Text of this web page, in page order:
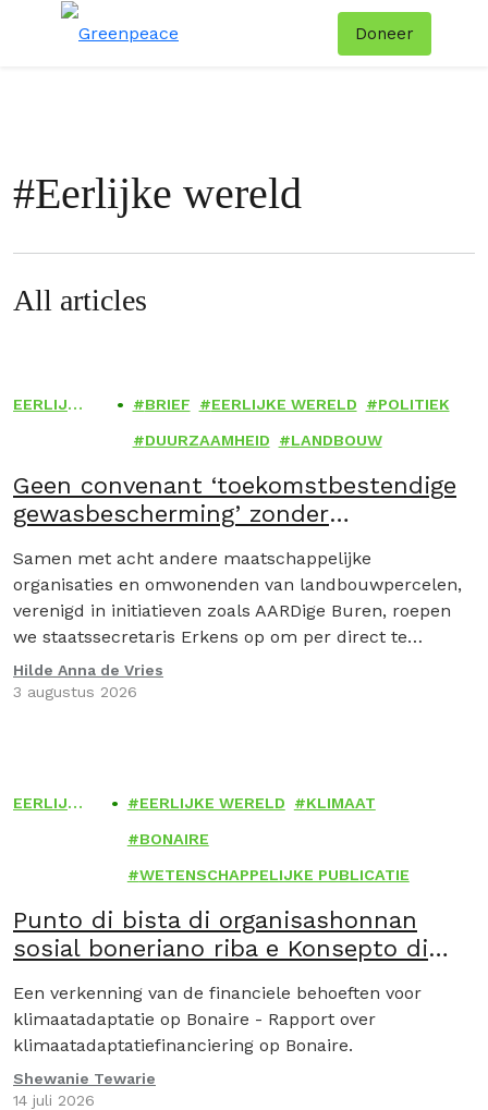
Doneer
#Eerlijke wereld
All articles
EERLIJKE
BRIEF EERLIJKE WERELD POLITIEK
DUURZAAMHEID LANDBOUW
Geen convenant ‘toekomstbestendige
gewasbescherming’ zonder
Samen met acht andere maatschappelijke
organisaties en omwonenden van landbouwpercelen,
verenigd in initiatieven zoals AARDige Buren, roepen
we staatssecretaris Erkens op om per direct te
stoppen met het Convenant toekomstbestendige
gewasbescherming. Omdat het convenant door geen
Hilde Anna de Vries
3 augustus 2026
EERLIJK
EERLIJKE WERELD KLIMAAT
BONAIRE
WETENSCHAPPELIJKE PUBLICATIE
Punto di bista di organisashonnan
sosial boneriano riba e Konsepto di
klimátiko (NAS) 2026
Een verkenning van de financiele behoeften voor
klimaatadaptatie op Bonaire - Rapport over
klimaatadaptatiefinanciering op Bonaire.
Shewanie Tewarie
14 juli 2026